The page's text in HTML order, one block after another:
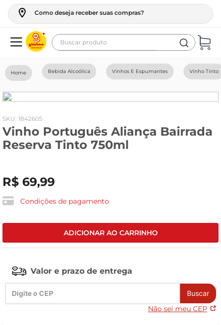
Como deseja receber suas compras?
Buscar produto
Bebida Alcoólica Vinhos E Espumantes Vinho Tinto
: 1842605
Vinho Português Aliança Bairrada
Reserva Tinto 750ml
R$ 69,99
Condições de pagamento
ADICIONAR AO CARRINHO
Valor e prazo de entrega
Buscar
Não sei meu CEP
geladeira
fogao
café
cerveja
leite
vinho